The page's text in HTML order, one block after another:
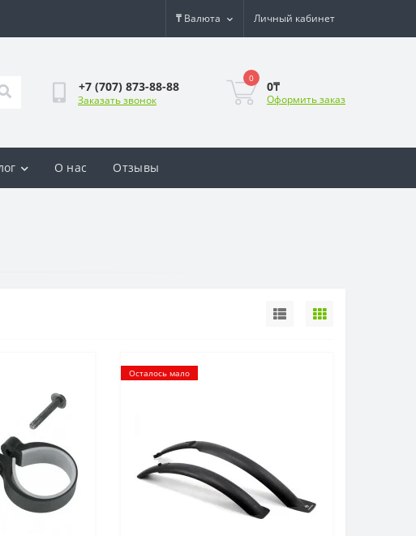
₸ Валюта Личный кабинет
+7 (707) 873-88-88
Заказать звонок
0
0₸
Оформить заказ
О нас Отзывы
Осталось мало